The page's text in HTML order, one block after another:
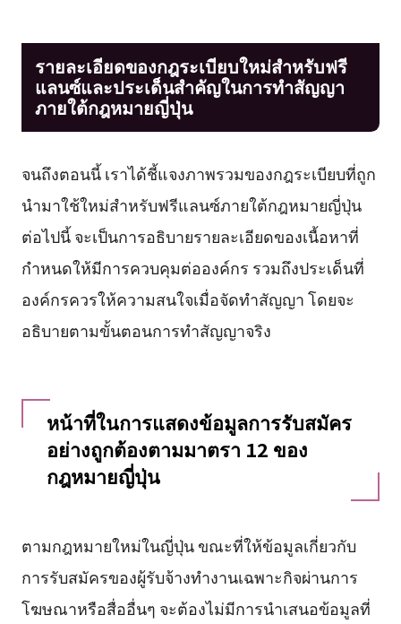
รายละเอียดของกฎระเบียบใหม่สำหรับฟรี
แลนซ์และประเด็นสำคัญในการทำสัญญา
ภายใต้กฎหมายญี่ปุ่น
จนถึงตอนนี้ เราได้ชี้แจงภาพรวมของกฎระเบียบที่ถูก
นำมาใช้ใหม่สำหรับฟรีแลนซ์ภายใต้กฎหมายญี่ปุ่น
ต่อไปนี้ จะเป็นการอธิบายรายละเอียดของเนื้อหาที่
กำหนดให้มีการควบคุมต่อองค์กร รวมถึงประเด็นที่
องค์กรควรให้ความสนใจเมื่อจัดทำสัญญา โดยจะ
อธิบายตามขั้นตอนการทำสัญญาจริง
หน้าที่ในการแสดงข้อมูลการรับสมัคร
อย่างถูกต้องตามมาตรา 12 ของ
กฎหมายญี่ปุ่น
ตามกฎหมายใหม่ในญี่ปุ่น ขณะที่ให้ข้อมูลเกี่ยวกับ
การรับสมัครของผู้รับจ้างทำงานเฉพาะกิจผ่านการ
โฆษณาหรือสื่ออื่นๆ จะต้องไม่มีการนำเสนอข้อมูลที่